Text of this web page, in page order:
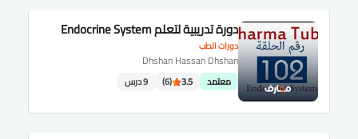
دورات الطب
دورة تدريبية لتعلم Endocrine System
Dhshan Hassan Dhshan
معتمد 3.5
(6) 9 درس